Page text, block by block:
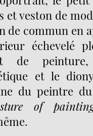
et veston de
de commun en
échevelé
de
et le
du peintre
of